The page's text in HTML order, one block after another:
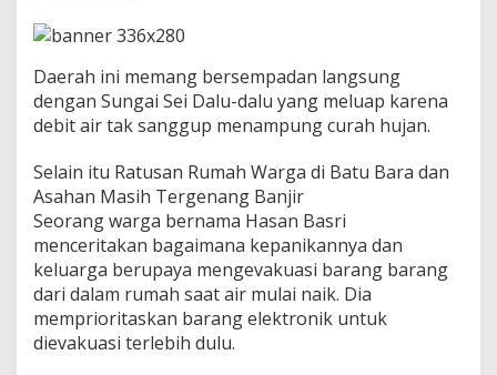
B
a
n
i
Daerah ini memang bersempadan langsung
dengan Sungai Sei Dalu-dalu yang meluap karena
debit air tak sanggup menampung curah hujan.
Selain itu Ratusan Rumah Warga di Batu Bara dan
Asahan Masih Tergenang Banjir
Seorang warga bernama Hasan Basri
menceritakan bagaimana kepanikannya dan
keluarga berupaya mengevakuasi barang barang
dari dalam rumah saat air mulai naik. Dia
memprioritaskan barang elektronik untuk
dievakuasi terlebih dulu.